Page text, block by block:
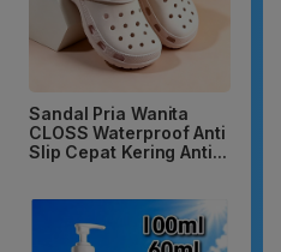
Sandal Pria Wanita
CLOSS Waterproof Anti
Slip Cepat Kering Anti...